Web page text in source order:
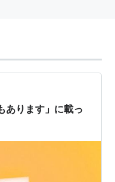
あります」に載っ